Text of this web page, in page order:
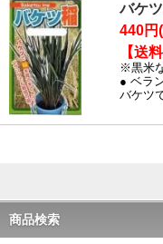
バケ
440円
【送
※黒米
● ベラ
バケツ
商品検索